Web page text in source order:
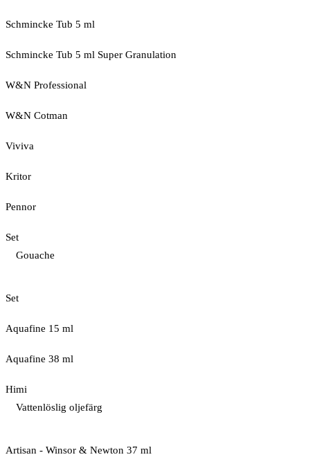
Schmincke Tub 5 ml
Schmincke Tub 5 ml Super Granulation
W&N Professional
W&N Cotman
Viviva
Kritor
Pennor
Set
Gouache
Set
Aquafine 15 ml
Aquafine 38 ml
Himi
Vattenlöslig oljefärg
Artisan - Winsor & Newton 37 ml